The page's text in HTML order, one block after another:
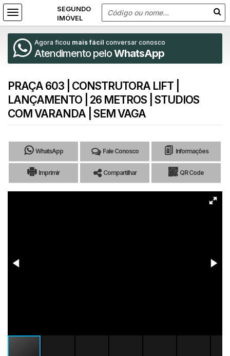
Agora ficou mais fácil conversar conosco
Atendimento peloWhatsApp
PRAÇA 603 | CONSTRUTORA LIFT |
LANÇAMENTO | 26 METROS | STUDIOS
COM VARANDA | SEM VAGA
WhatsApp Fale Conosco Informações
Imprimir Compartilhar QR Code